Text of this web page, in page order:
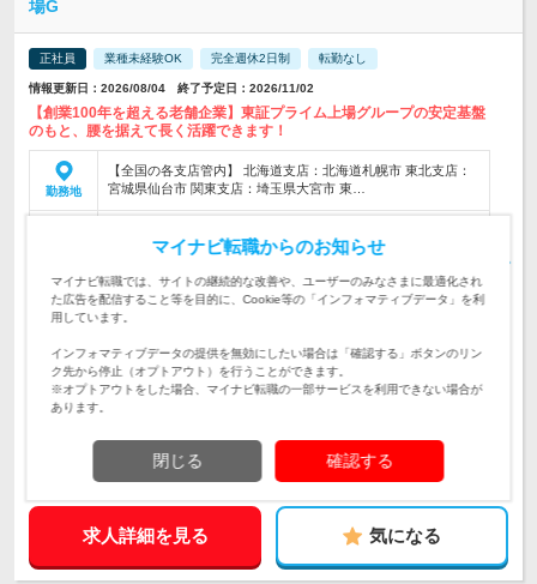
場G
正社員 業種未経験OK 完全週休2日制 転勤なし
情報更新日：2026/08/04 終了予定日：2026/11/02
【創業100年を超える老舗企業】東証プライム上場グループの安定基盤
のもと、腰を据えて長く活躍できます！
勤務地
【全国の各支店管内】 北海道支店：北海道札幌市 東北支店：
宮城県仙台市 関東支店：埼玉県大宮市 東…
慮し決定します。 ※試用期間3カ月（待遇変更…
仕事内容
【事業の企画から運営までを手がけるコンセッション事業のパ
イオニア】建築設備の施工管理業務全般をお任せ致します。
対象と
なる方
【経験者歓迎】必須条件：■高卒以上■対象となる資格をお持
ちの方（1級管工事施工管理技士、1級電気工事施工管理技士
企業データ
設立：1946年11月／本社所在地：東京都
求人詳細を見る 気になる
マイナビ転職からのお知らせ
マイナビ転職では、サイトの継続的な改善や、ユーザーのみなさまに最適化され
た広告を配信すること等を目的に、Cookie等の「インフォマティブデータ」を利
用しています。
インフォマティブデータの提供を無効にしたい場合は「確認する」ボタンのリン
ク先から停止（オプトアウト）を行うことができます。
※オプトアウトをした場合、マイナビ転職の一部サービスを利用できない場合が
あります。
閉じる 確認する